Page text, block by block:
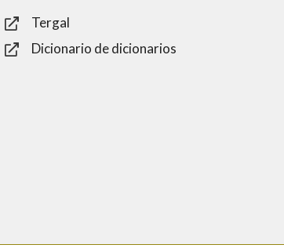
Tergal
Dicionario de dicionarios